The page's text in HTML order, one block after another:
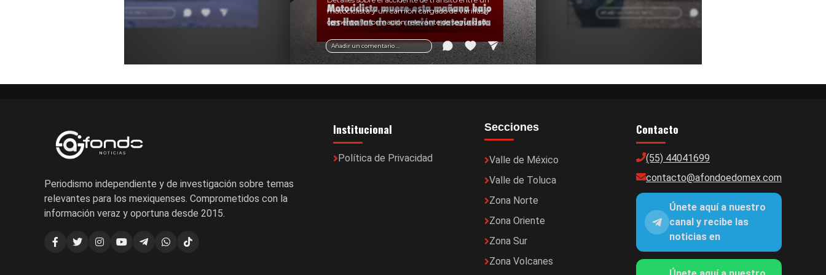
Añadir un comentario ...
motociclista y un camión cargado de varillas y
cemento. Información relevante de seguridad
vial y recomendaciones para motociclistas.
Añadir un comentario ...
Información sobre conflictos en comunidades del
Edomex.
carretera para entender estos sucesos.
Periodismo independiente y de investigación sobre temas
relevantes para los mexiquenses. Comprometidos con la
información veraz y oportuna desde 2015.
Institucional
Política de Privacidad
Secciones
Valle de México
Valle de Toluca
Zona Norte
Zona Oriente
Zona Sur
Zona Volcanes
Contacto
(55) 44041699
contacto@afondoedomex.com
Únete aquí a nuestro
canal y recibe las
noticias en